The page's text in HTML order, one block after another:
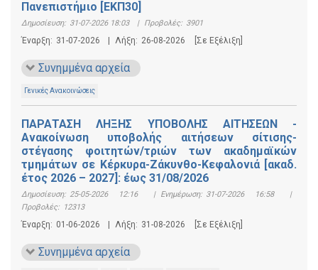
Πανεπιστήμιο [ΕΚΠ30]
Δημοσίευση: 31-07-2026 18:03 | Προβολές: 3901
Έναρξη: 31-07-2026 Λήξη: 26-08-2026 [Σε Εξέλιξη]
Συνημμένα αρχεία
Γενικές Ανακοινώσεις
ΠΑΡΑΤΑΣΗ ΛΗΞΗΣ ΥΠΟΒΟΛΗΣ ΑΙΤΗΣΕΩΝ -
Ανακοίνωση υποβολής αιτήσεων σίτισης-
στέγασης φοιτητών/τριών των ακαδημαϊκών
τμημάτων σε Κέρκυρα-Ζάκυνθο-Κεφαλονιά [ακαδ.
έτος 2026 – 2027]: έως 31/08/2026
Δημοσίευση: 25-05-2026 12:16 | Ενημέρωση: 31-07-2026 16:58
|
Προβολές: 12313
Έναρξη: 01-06-2026 Λήξη: 31-08-2026 [Σε Εξέλιξη]
Συνημμένα αρχεία